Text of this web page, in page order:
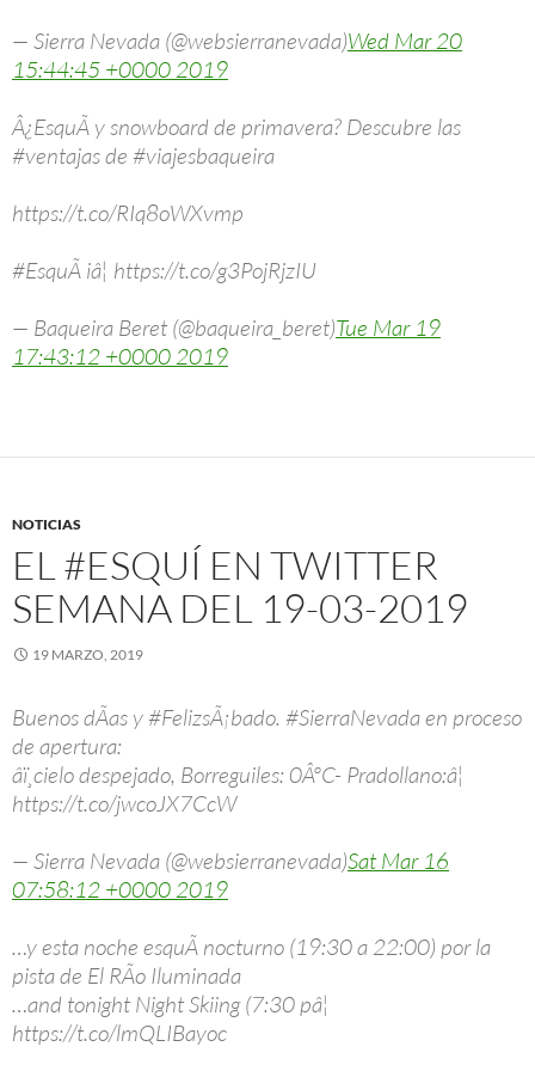
— Sierra Nevada (@websierranevada)Wed Mar 20
15:44:45 +0000 2019
Â¿EsquÃ­ y snowboard de primavera? Descubre las
#ventajas de #viajesbaqueira
https://t.co/RIq8oWXvmp
#EsquÃ­ iâ¦ https://t.co/g3PojRjzIU
— Baqueira Beret (@baqueira_beret)Tue Mar 19
17:43:12 +0000 2019
NOTICIAS
EL #ESQUÍ EN TWITTER
SEMANA DEL 19-03-2019
19 MARZO, 2019
Buenos dÃ­as y #FelizsÃ¡bado. #SierraNevada en proceso
de apertura:
âï¸cielo despejado, Borreguiles: 0ÂºC- Pradollano:â¦
https://t.co/jwcoJX7CcW
— Sierra Nevada (@websierranevada)Sat Mar 16
07:58:12 +0000 2019
…y esta noche esquÃ­ nocturno (19:30 a 22:00) por la
pista de El RÃ­o Iluminada
…and tonight Night Skiing (7:30 pâ¦
https://t.co/lmQLIBayoc